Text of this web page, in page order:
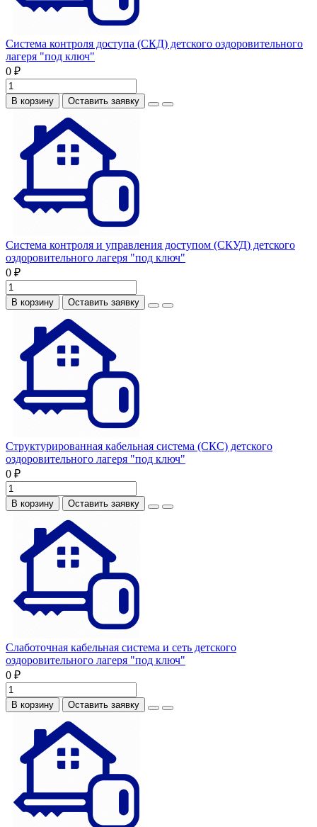
Система контроля доступа (СКД) детского оздоровительного
лагеря "под ключ"
0 ₽
В корзину Оставить заявку
Система контроля и управления доступом (СКУД) детского
оздоровительного лагеря "под ключ"
0 ₽
В корзину Оставить заявку
Структурированная кабельная система (СКС) детского
оздоровительного лагеря "под ключ"
0 ₽
В корзину Оставить заявку
Слаботочная кабельная система и сеть детского
оздоровительного лагеря "под ключ"
0 ₽
В корзину Оставить заявку